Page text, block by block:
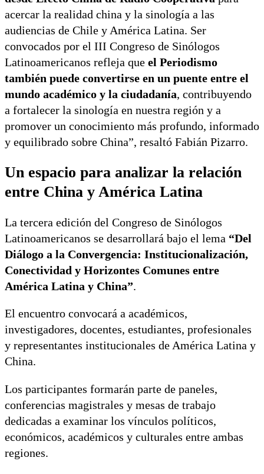
acercar la realidad china y la sinología a las
audiencias de Chile y América Latina. Ser
convocados por el III Congreso de Sinólogos
Latinoamericanos refleja que el Periodismo
también puede convertirse en un puente entre el
mundo académico y la ciudadanía, contribuyendo
a fortalecer la sinología en nuestra región y a
promover un conocimiento más profundo, informado
y equilibrado sobre China”, resaltó Fabián Pizarro.
Un espacio para analizar la relación
entre China y América Latina
La tercera edición del Congreso de Sinólogos
Latinoamericanos se desarrollará bajo el lema “Del
Diálogo a la Convergencia: Institucionalización,
Conectividad y Horizontes Comunes entre
América Latina y China”.
El encuentro convocará a académicos,
investigadores, docentes, estudiantes, profesionales
y representantes institucionales de América Latina y
China.
Los participantes formarán parte de paneles,
conferencias magistrales y mesas de trabajo
dedicadas a examinar los vínculos políticos,
económicos, académicos y culturales entre ambas
regiones.